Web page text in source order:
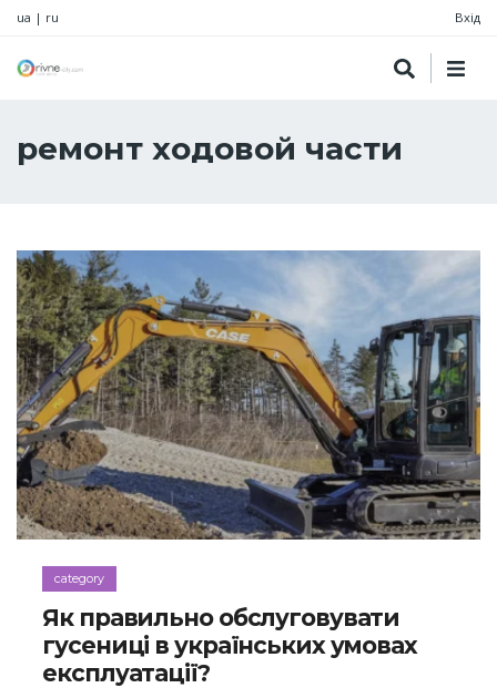
ua | ru Вхід
ремонт ходовой части
category
Як правильно обслуговувати
гусениці в українських умовах
експлуатації?